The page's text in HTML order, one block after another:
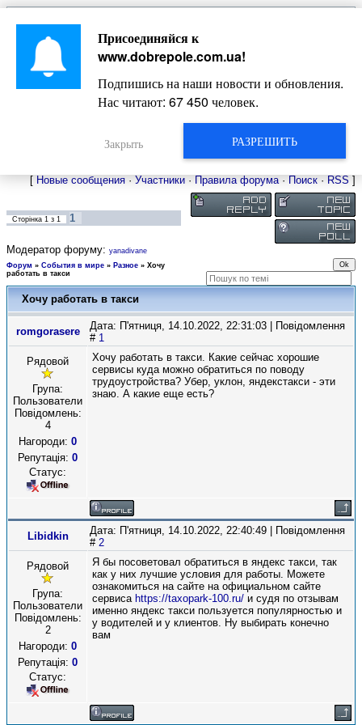
Главная
Новости
Довідкова
Фото
Оголошення
Видео
Жизнь Добропольского края
[ Новые сообщения · Участники · Правила форума· Поиск · RSS ]
Сторінка 1 з 1 1
Модератор форуму: yanadivane
Форум » События в мире » Разное » Хочу
работать в такси
Хочу работать в такси
romgorasere
Дата: П'ятниця, 14.10.2022, 22:31:03 | Повідомлення
# 1
Рядовой
Група:
Пользователи
Повідомлень:
4
Нагороди: 0
Репутація: 0
Статус:
Хочу работать в такси. Какие сейчас хорошие
сервисы куда можно обратиться по поводу
трудоустройства? Убер, уклон, яндекстакси - эти
знаю. А какие еще есть?
Libidkin
Дата: П'ятниця, 14.10.2022, 22:40:49 | Повідомлення
# 2
Рядовой
Група:
Пользователи
Повідомлень:
2
Нагороди: 0
Репутація: 0
Статус:
Я бы посоветовал обратиться в яндекс такси, так
как у них лучшие условия для работы. Можете
ознакомиться на сайте на официальном сайте
сервиса https://taxopark-100.ru/ и судя по отзывам
именно яндекс такси пользуется популярностью и
у водителей и у клиентов. Ну выбирать конечно
вам
Присоединяйся к
www.dobrepole.com.ua!
Подпишись на наши новости и обновления.
Нас читают: 67 458 человек.
РАЗРЕШИТЬ
Закрыть